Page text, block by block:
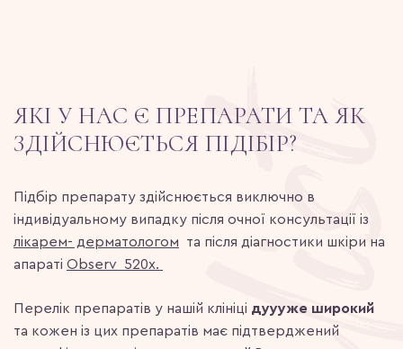
ЯКІ У НАС Є ПРЕПАРАТИ ТА ЯК
ЗДІЙСНЮЄТЬСЯ ПІДІБІР?
Підбір препарату здійснюється виключно в
індивідуальному випадку після очної консультації із
лікарем- дерматологом та після діагностики шкіри на
апараті Observ 520x.
Перелік препаратів у нашій клініці дуууже широкий
та кожен із цих препаратів має підтверджений